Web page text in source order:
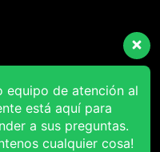
equipo de atención al
está aquí para
a sus preguntas.
cualquier cosa!